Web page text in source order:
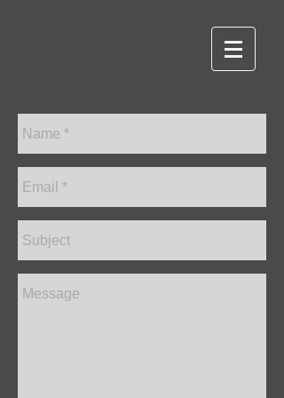
VILMA MACHADO